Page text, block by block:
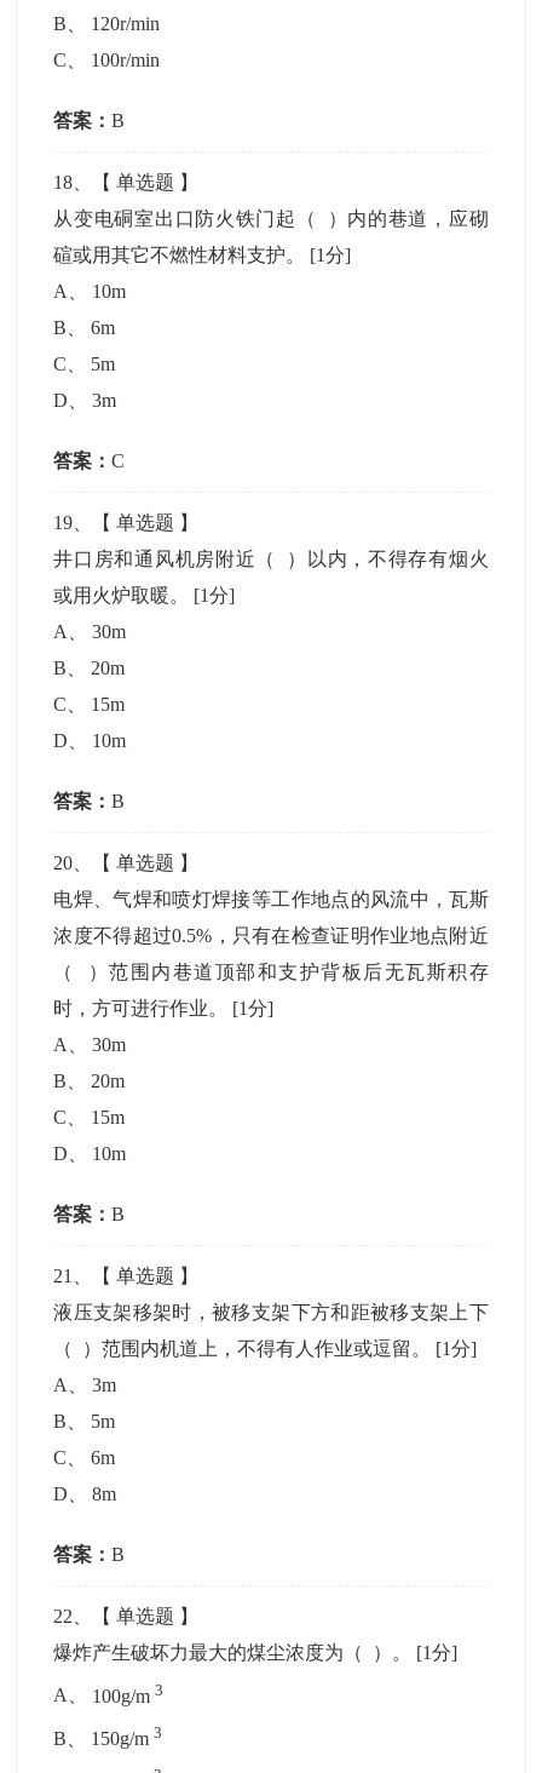
B
120r/min
C
100r/min
答案：B
18 、【单选题 】
从变电硐室出口防火铁门起（ ）内的巷道，应砌
碹或用其它不燃性材料支护。 [1分]
A
10m
B 、6m
C
5m
D 、3m
答案：C
19 、【单选题 】
井口房和通风机房附近（ ）以内，不得存有烟火
或用火炉取暖。 [1分]
A
、30m
B
20m
C
15m
D
10m
答案：B
20 、【单选题 】
电焊、气焊和喷灯焊接等工作地点的风流中，瓦斯
浓度不得超过0.5%，只有在检查证明作业地点附近
（ ）范围内巷道顶部和支护背板后无瓦斯积存
时，方可进行作业。 [1分]
A
、30m
B
20m
C
15m
D
10m
答案：B
21 、【单选题 】
液压支架移架时，被移支架下方和距被移支架上下
（ ）范围内机道上，不得有人作业或逗留。 [1分]
A
、3m
B
5m
C 、6m
D 、8m
答案：B
22 、【单选题 】
爆炸产生破坏力最大的煤尘浓度为（ ）。 [1分]
A、 100g/m3
B 150g/m3